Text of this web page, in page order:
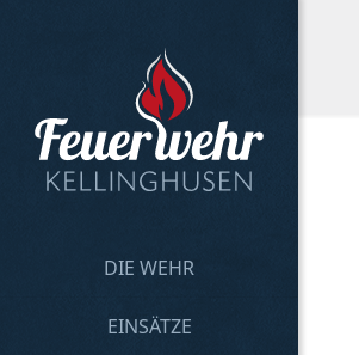
DIE WEHR
EINSÄTZE